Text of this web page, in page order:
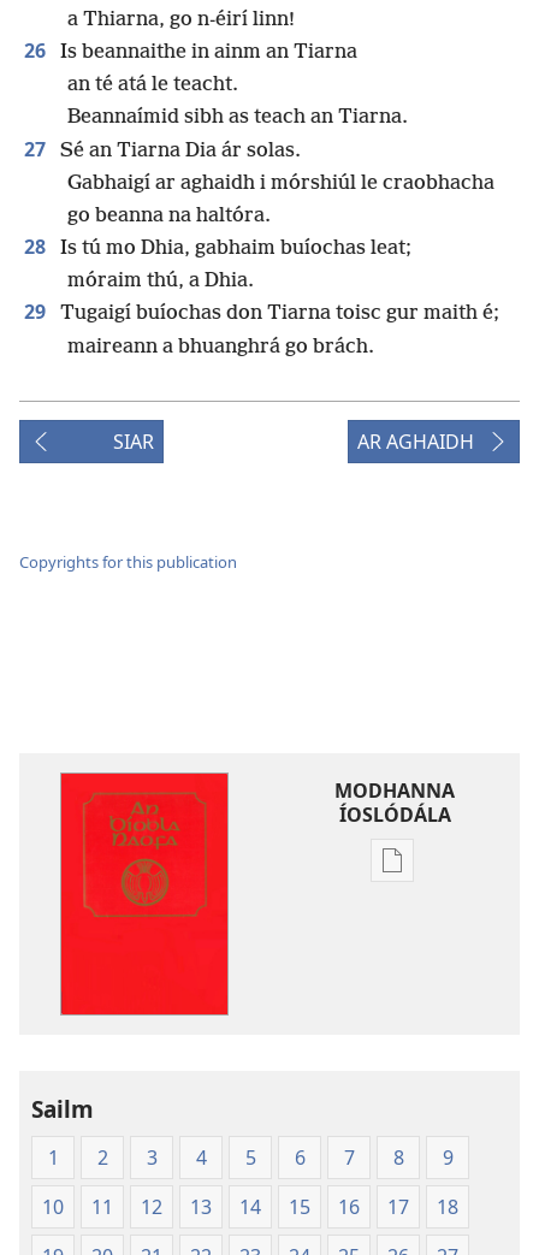
a Thiarna, go n-éirí linn!
26
Is beannaithe in ainm an Tiarna
an té atá le teacht.
Beannaímid sibh as teach an Tiarna.
27
Sé an Tiarna Dia ár solas.
Gabhaigí ar aghaidh i mórshiúl le craobhacha
go beanna na haltóra.
28
Is tú mo Dhia, gabhaim buíochas leat;
móraim thú, a Dhia.
29
Tugaigí buíochas don Tiarna toisc gur maith é;
maireann a bhuanghrá go brách.
SIAR AR AGHAIDH
Copyrights for this publication
MODHANNA
ÍOSLÓDÁLA
Modhanna
Sailm
1 2 3 4 5 6 7 8
9
10
11 12 13 14 15 16 17
18